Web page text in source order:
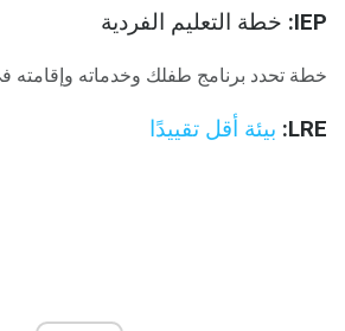
IEP: خطة التعليم الفردية
خطة تحدد برنامج طفلك وخدماته وإقامته
LRE: بيئة أقل تقييدًا